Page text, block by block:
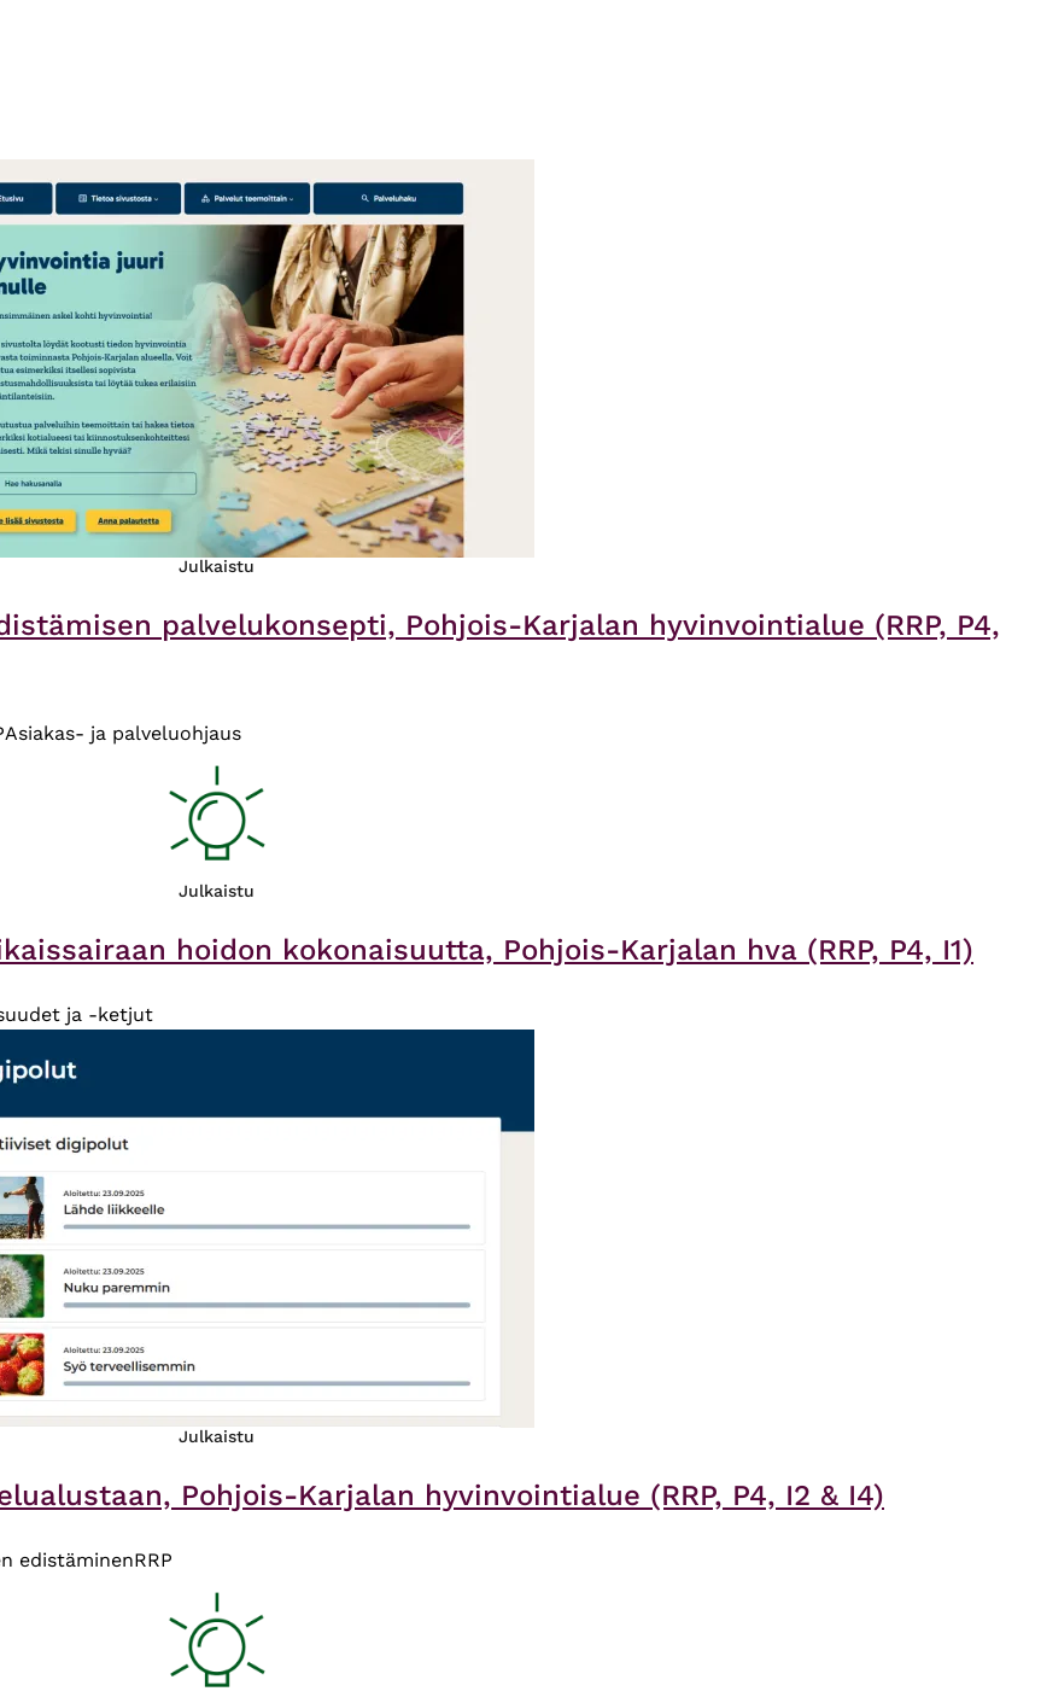
Julkaistu
palvelukonsepti, Pohjois-Karjalan hyvinvointialue (RRP, P4,
Asiakas- ja palveluohjaus
Julkaistu
hoidon kokonaisuutta, Pohjois-Karjalan hva (RRP, P4, I1)
ja -ketjut
Julkaistu
Pohjois-Karjalan hyvinvointialue (RRP, P4, I2 & I4)
edistäminenRRP